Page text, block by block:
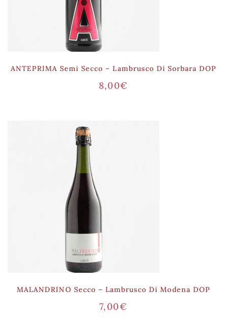
ANTEPRIMA Semi Secco – Lambrusco Di Sorbara DOP
8,00€
MALANDRINO Secco – Lambrusco Di Modena DOP
7,00€